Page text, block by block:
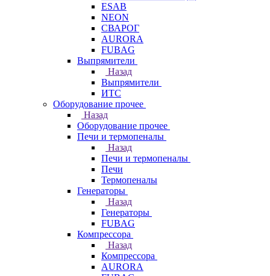
ESAB
NEON
СВАРОГ
AURORA
FUBAG
Выпрямители
Назад
Выпрямители
ИТС
Оборудование прочее
Назад
Оборудование прочее
Печи и термопеналы
Назад
Печи и термопеналы
Печи
Термопеналы
Генераторы
Назад
Генераторы
FUBAG
Компрессора
Назад
Компрессора
AURORA